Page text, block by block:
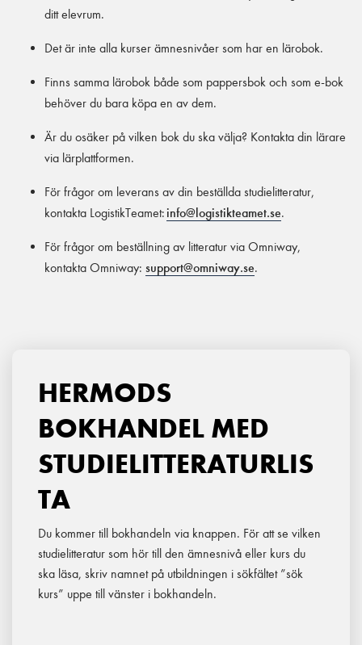
ditt elevrum.
Det är inte alla kurser ämnesnivåer som har en lärobok.
Finns samma lärobok både som pappersbok och som e-bok
behöver du bara köpa en av dem.
Är du osäker på vilken bok du ska välja? Kontakta din lärare
via lärplattformen.
För frågor om leverans av din beställda studielitteratur,
kontakta LogistikTeamet: info@logistikteamet.se.
För frågor om beställning av litteratur via Omniway,
kontakta Omniway: support@omniway.se.
HERMODS
BOKHANDEL MED
STUDIELITTERATURLIS
TA
Du kommer till bokhandeln via knappen. För att se vilken
studielitteratur som hör till den ämnesnivå eller kurs du
ska läsa, skriv namnet på utbildningen i sökfältet ”sök
kurs” uppe till vänster i bokhandeln.